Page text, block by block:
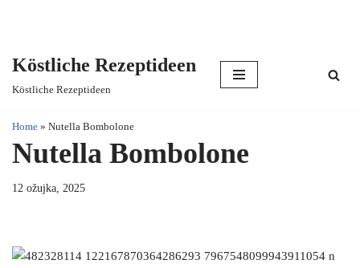
content
Köstliche Rezeptideen
Köstliche Rezeptideen
Home » Nutella Bombolone
Nutella Bombolone
12 ožujka, 2025